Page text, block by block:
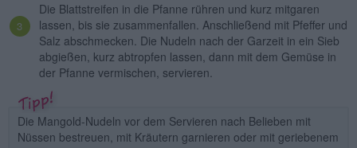
Die Blattstreifen in die Pfanne rühren und kurz mitgaren
lassen, bis sie zusammenfallen. Anschließend mit Pfeffer und
Salz abschmecken. Die Nudeln nach der Garzeit in ein Sieb
abgießen, kurz abtropfen lassen, dann mit dem Gemüse in
der Pfanne vermischen, servieren.
Die Mangold-Nudeln vor dem Servieren nach Belieben mit
Nüssen bestreuen, mit Kräutern garnieren oder mit geriebenem